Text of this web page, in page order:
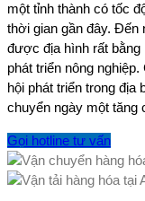
một tỉnh thành có tốc
thời gian gần đây. Đến
được địa hình rất bằng
phát triển nông
hội phát triển trong địa
chuyển ngày một tăng
Gọi hotline tư vấn